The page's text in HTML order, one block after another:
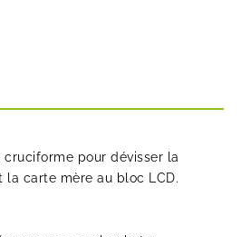
cruciforme pour dévisser la
la carte mère au bloc LCD.